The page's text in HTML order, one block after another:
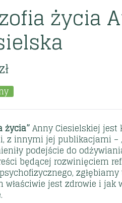
życia
zł
życia”Anny Ciesielskiej
z innymi jej publikacjami –
podejście do
będącej rozwinięciem
właściwie jest zdrowie i jak